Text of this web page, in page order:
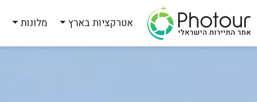
אטרקציות בארץ מלונות